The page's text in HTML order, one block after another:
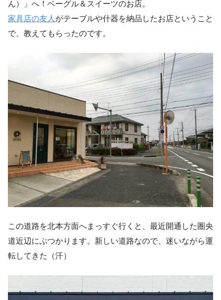
ん）」へ！ベーグル＆スイーツのお店。
家具店の友人 がテーブルや什器を納品したお店ということ
で、教えてもらったのです。
この道路を北本方面へまっすぐ行くと、最近開通した圏央
道近辺にぶつかります。新しい道路なので、迷いながら運
転してきた（汗）